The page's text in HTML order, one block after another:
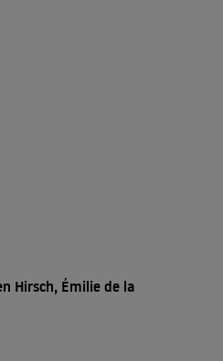
Hirsch, Émilie de la